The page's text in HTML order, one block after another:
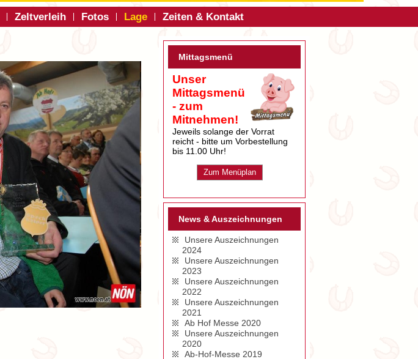
Zeltverleih Fotos Lage Zeiten & Kontakt
Mittagsmenü
Unser
Mittagsmenü
- zum
Mitnehmen!
Jeweils solange der Vorrat
reicht - bitte um Vorbestellung
bis 11.00 Uhr!
Zum Menüplan
News & Auszeichnungen
Unsere Auszeichnungen
2024
Unsere Auszeichnungen
2023
Unsere Auszeichnungen
2022
Unsere Auszeichnungen
2021
Ab Hof Messe 2020
Unsere Auszeichnungen
2020
Ab-Hof-Messe 2019